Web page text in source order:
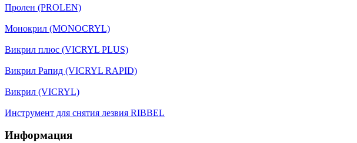
Пролен (PROLEN)
Монокрил (MONOCRYL)
Викрил плюс (VICRYL PLUS)
Викрил Рапид (VICRYL RAPID)
Викрил (VICRYL)
Инструмент для снятия лезвия RIBBEL
Информация